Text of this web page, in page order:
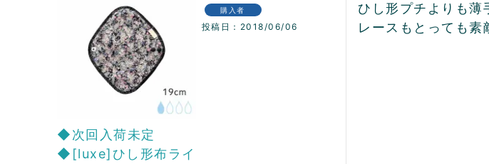
◆次回入荷未定
◆[luxe]ひし形布ライ
購入者
投稿日 2018/06/06
ひし形プチよりも薄
レースもとっても